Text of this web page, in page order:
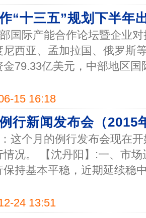
“十三五”规划下半
国际产能合作论坛暨企业
西亚、孟加拉国、俄罗斯
金79.33亿美元，中部地
15 16:18
行新闻发布会（2015
这个月的例行发布会现在
况。 【沈丹阳】:一、市
保持基本平稳，近期延续稳
24 13:51